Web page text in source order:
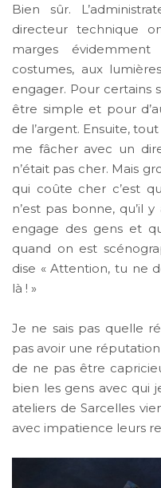
Bien sûr.
directeur technique
marges
costumes, aux
engager. Pour certains
être simple et pour
de l’argent. Ensuite,
me fâcher avec un
n’était pas cher. Mais
qui coûte cher c’est
n’est pas bonne, qu’il
engage des gens et
quand on est
dise « Attention, tu ne
là ! »
Je ne sais pas quelle
pas avoir une
de ne pas être
bien les gens avec qui
ateliers de Sarcelles
avec impatience leurs